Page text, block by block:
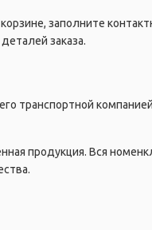
заполните
заказа.
транспортной
продукция. Вся